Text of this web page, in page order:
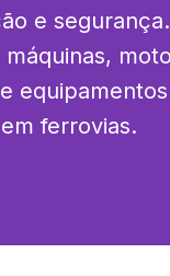
e
ferrovias.